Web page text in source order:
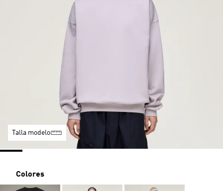
Talla modelo
Colores